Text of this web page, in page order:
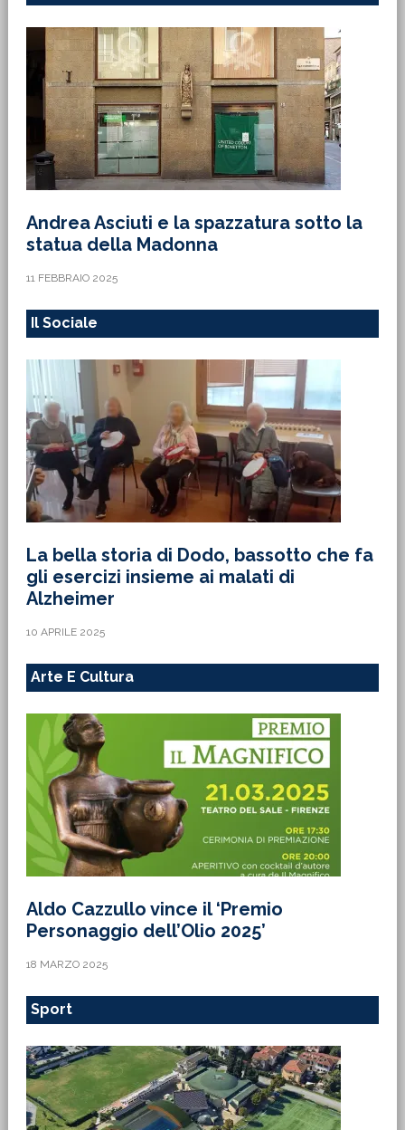
Andrea Asciuti e la spazzatura sotto la
statua della Madonna
11 FEBBRAIO 2025
Il Sociale
La bella storia di Dodo, bassotto che fa
gli esercizi insieme ai malati di
Alzheimer
10 APRILE 2025
Arte E Cultura
Aldo Cazzullo vince il ‘Premio
Personaggio dell’Olio 2025’
18 MARZO 2025
Sport